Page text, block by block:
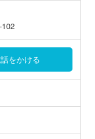
をかける